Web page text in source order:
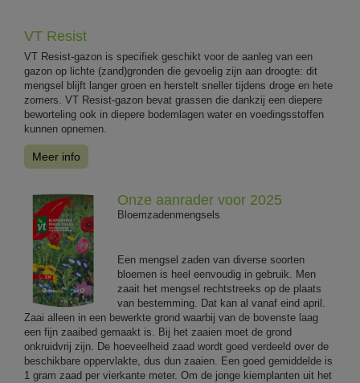
VT Resist
VT Resist-gazon is specifiek geschikt voor de aanleg van een
gazon op lichte (zand)gronden die gevoelig zijn aan droogte: dit
mengsel blijft langer groen en herstelt sneller tijdens droge en hete
zomers. VT Resist-gazon bevat grassen die dankzij een diepere
beworteling ook in diepere bodemlagen water en voedingsstoffen
kunnen opnemen.
Meer info
Onze aanrader voor 2025
Bloemzadenmengsels
Een mengsel zaden van diverse soorten
bloemen is heel eenvoudig in gebruik. Men
zaait het mengsel rechtstreeks op de plaats
van bestemming. Dat kan al vanaf eind april.
Zaai alleen in een bewerkte grond waarbij van de bovenste laag
een fijn zaaibed gemaakt is. Bij het zaaien moet de grond
onkruidvrij zijn. De hoeveelheid zaad wordt goed verdeeld over de
beschikbare oppervlakte, dus dun zaaien. Een goed gemiddelde is
1 gram zaad per vierkante meter. Om de jonge kiemplanten uit het